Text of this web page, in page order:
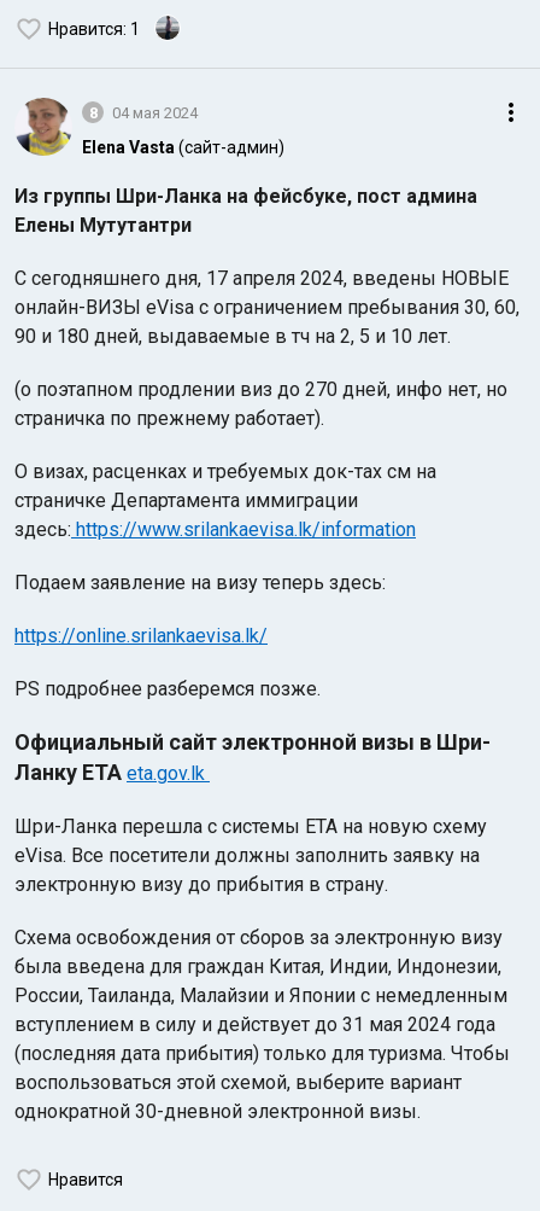
Нравится: 1
8 04 мая 2024
Elena Vasta (сайт-админ)
Из группы Шри-Ланка на фейсбуке, пост админа
Елены Мутутантри
С сегодняшнего дня, 17 апреля 2024, введены НОВЫЕ
онлайн-ВИЗЫ eVisa с ограничением пребывания 30, 60,
90 и 180 дней, выдаваемые в тч на 2, 5 и 10 лет.
(о поэтапном продлении виз до 270 дней, инфо нет, но
страничка по прежнему работает).
О визах, расценках и требуемых док-тах см на
страничке Департамента иммиграции
здесь: https://www.srilankaevisa.lk/information
Подаем заявление на визу теперь здесь:
https://online.srilankaevisa.lk/
PS подробнее разберемся позже.
Официальный сайт электронной визы в Шри-
Ланку ETA eta.gov.lk
Шри-Ланка перешла с системы ETA на новую схему
eVisa. Все посетители должны заполнить заявку на
электронную визу до прибытия в страну.
Схема освобождения от сборов за электронную визу
была введена для граждан Китая, Индии, Индонезии,
России, Таиланда, Малайзии и Японии с немедленным
вступлением в силу и действует до 31 мая 2024 года
(последняя дата прибытия) только для туризма. Чтобы
воспользоваться этой схемой, выберите вариант
однократной 30-дневной электронной визы.
Нравится